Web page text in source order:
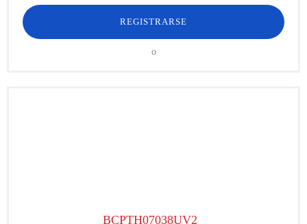
REGISTRARSE
o
BCPTH07038UV2